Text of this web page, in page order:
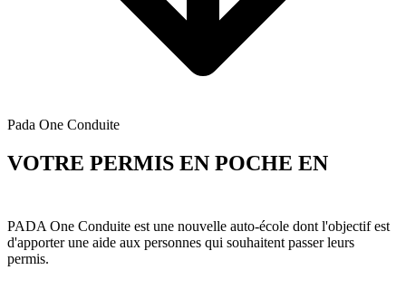
Pada One Conduite
VOTRE PERMIS EN POCHE EN
PADA One Conduite est une nouvelle auto-école dont l'objectif est
d'apporter une aide aux personnes qui souhaitent passer leurs
permis.